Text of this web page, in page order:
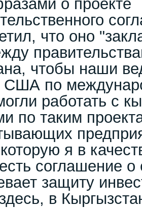
о проекте
что оно
чтобы наши
США по
работать с
по таким
я в
соглашение о
защиту
в